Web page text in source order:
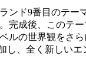
ンド9番目のテ
完成後、このテ
ルの世界観をさ
し、全く新しいエ